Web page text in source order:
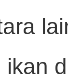
ikan